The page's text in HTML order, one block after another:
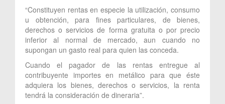
“Constituyen rentas en especie la utilización, consumo
u obtención, para fines particulares, de bienes,
derechos o servicios de forma gratuita o por precio
inferior al normal de mercado, aun cuando no
supongan un gasto real para quien las conceda.
Cuando el pagador de las rentas entregue al
contribuyente importes en metálico para que éste
adquiera los bienes, derechos o servicios, la renta
tendrá la consideración de dineraria”.